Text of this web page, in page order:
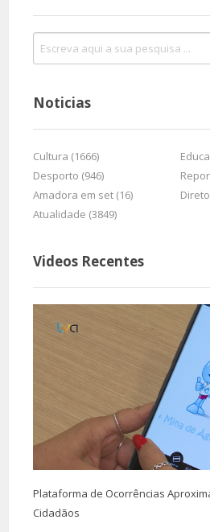
Noticias
Cultura (1666)
Desporto (946)
Amadora em set (16)
Atualidade (3849)
Videos Recentes
Plataforma de Ocorrências
Cidadãos